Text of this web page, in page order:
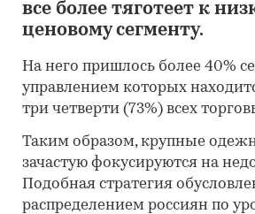
все более тяготеет к
ценовому сегменту.
На него пришлось более 40%
управлением которых
три четверти (73%) всех
Таким образом, крупные
зачастую фокусируются на
Подобная стратегия
распределением россиян по